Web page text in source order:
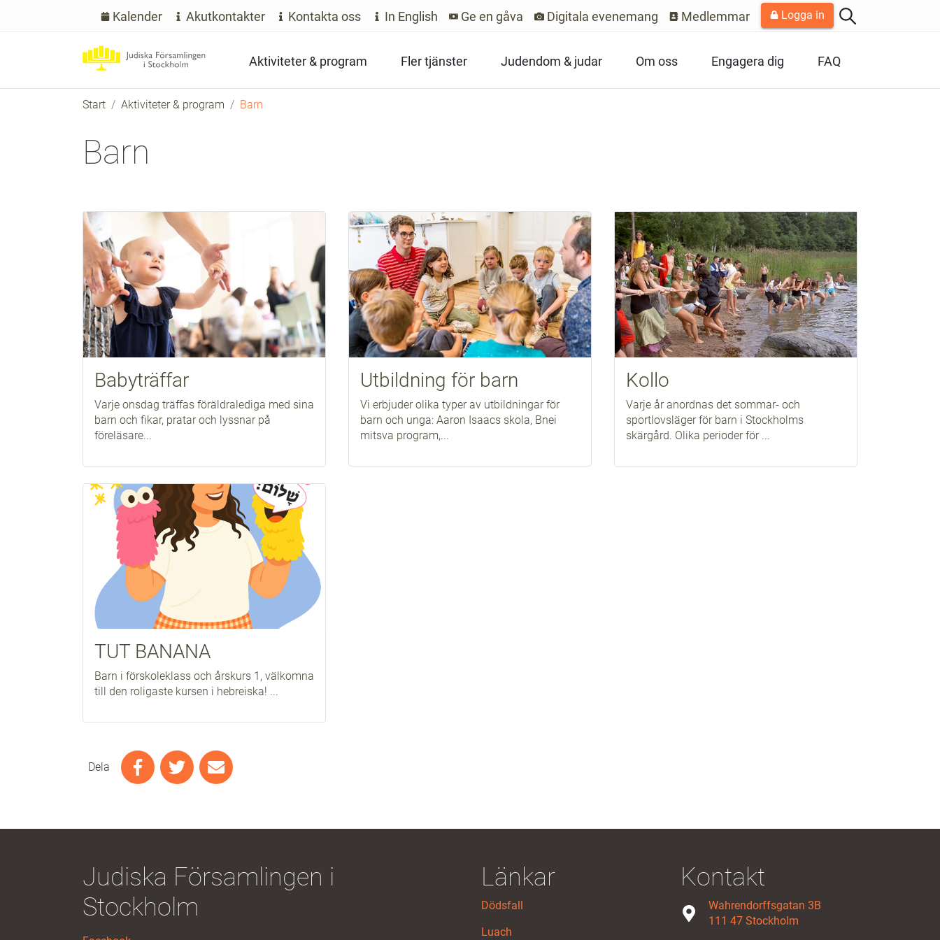
Kalender Akutkontakter Kontakta oss In English Ge en gåva Digitala evenemang Medlemmar Logga in
Aktiviteter & program Fler tjänster Judendom & judar Om oss Engagera dig FAQ
Start Aktiviteter & program Barn
Barn
Babyträffar
Varje onsdag träffas föräldralediga med sina
barn och fikar, pratar och lyssnar på
föreläsare...
Utbildning för barn
Vi erbjuder olika typer av utbildningar för
barn och unga: Aaron Isaacs skola, Bnei
mitsva program,...
Kollo
Varje år anordnas det sommar- och
sportlovsläger för barn i Stockholms
skärgård. Olika perioder för ...
TUT BANANA
Barn i förskoleklass och årskurs 1, välkomna
till den roligaste kursen i hebreiska! ...
Dela
Judiska Församlingen i
Stockholm
Länkar
Dödsfall
Luach
Kontakt
Wahrendorffsgatan 3B
111 47 Stockholm